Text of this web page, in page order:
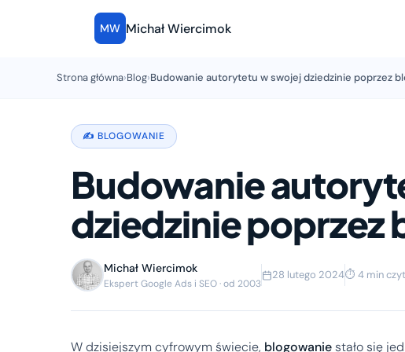
MW Michał Wiercimok
Strona główna›Blog›Budowanie autorytetu w swojej dziedzinie poprzez
✍️ BLOGOWANIE
Budowanie
dziedzinie poprzez
Michał Wiercimok
Ekspert Google Ads i SEO · od 2003
28 lutego 2024⏱ 4 min
W dzisiejszym cyfrowym świecie, blogowaniestało się